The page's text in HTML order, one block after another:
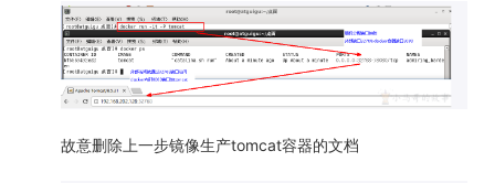
故意删除上一步镜像生产tomcat容器的文档